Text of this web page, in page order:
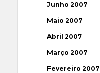
Junho 2007
Maio 2007
Abril 2007
Março 2007
Fevereiro 2007